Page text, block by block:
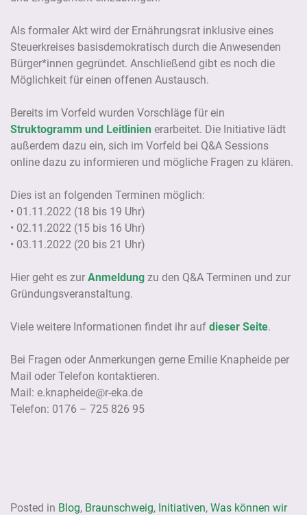
Als formaler Akt wird der Ernährungsrat inklusive eines
Steuerkreises basisdemokratisch durch die Anwesenden
Bürger*innen gegründet. Anschließend gibt es noch die
Möglichkeit für einen offenen Austausch.
Bereits im Vorfeld wurden Vorschläge für ein
Struktogramm und Leitlinien erarbeitet. Die Initiative lädt
außerdem dazu ein, sich im Vorfeld bei Q&A Sessions
online dazu zu informieren und mögliche Fragen zu klären.
Dies ist an folgenden Terminen möglich:
• 01.11.2022 (18 bis 19 Uhr)
• 02.11.2022 (15 bis 16 Uhr)
• 03.11.2022 (20 bis 21 Uhr)
Hier geht es zur Anmeldung zu den Q&A Terminen und zur
Gründungsveranstaltung.
Viele weitere Informationen findet ihr auf dieser Seite.
Bei Fragen oder Anmerkungen gerne Emilie Knapheide per
Mail oder Telefon kontaktieren.
Mail: e.knapheide@r-eka.de
Telefon: 0176 – 725 826 95
Posted in Blog, Braunschweig, Initiativen, Was können wir